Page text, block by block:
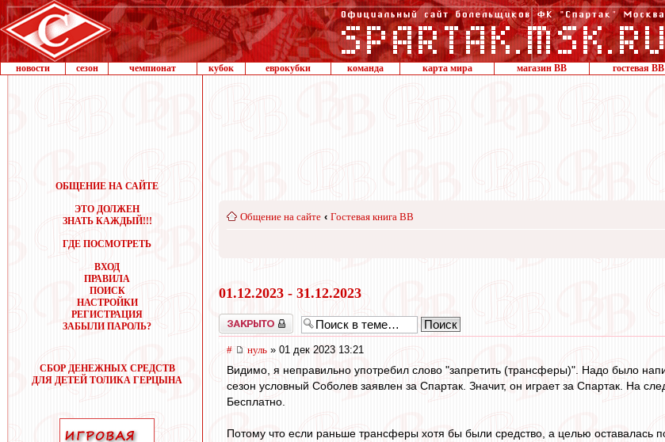
новости сезон чемпионат кубок еврокубки команда карта мира магазин ВВ гостевая ВВ
ОБЩЕНИЕ НА САЙТЕ
ЭТО ДОЛЖЕН
ЗНАТЬ КАЖДЫЙ!!!
ГДЕ ПОСМОТРЕТЬ
ВХОД
ПРАВИЛА
ПОИСК
НАСТРОЙКИ
РЕГИСТРАЦИЯ
ЗАБЫЛИ ПАРОЛЬ?
СБОР ДЕНЕЖНЫХ СРЕДСТВ
ДЛЯ ДЕТЕЙ ТОЛИКА ГЕРЦЫНА
Общение на сайте ‹ Гостевая книга ВВ
01.12.2023 - 31.12.2023
Закрыто
# нуль » 01 дек 2023 13:21
Видимо, я неправильно употребил слово "запретить (трансферы)". Надо было
сезон условный Соболев заявлен за Спартак. Значит, он играет за Спартак. На
Бесплатно.
Потому что если раньше трансферы хотя бы были средство, а целью оставалась